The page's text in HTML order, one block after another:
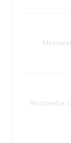
Mozzarella,